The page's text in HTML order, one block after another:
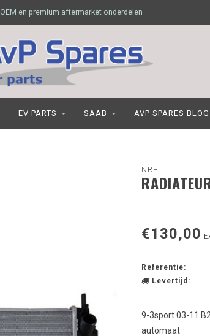
OEM en premium aftermarket onderdelen
EV PARTS SAAB AVP SPARES BLOG
NRF
€130,00
Referentie:
Levertijd:
9-3sport 03-11
automaat